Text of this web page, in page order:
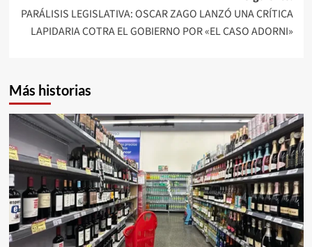
PARÁLISIS LEGISLATIVA: OSCAR ZAGO LANZÓ UNA CRÍTICA
LAPIDARIA COTRA EL GOBIERNO POR «EL CASO ADORNI»
Más historias